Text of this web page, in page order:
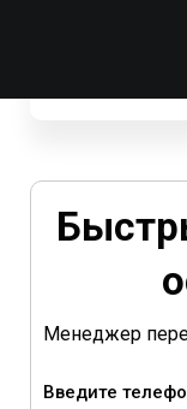
Менеджер
Введите